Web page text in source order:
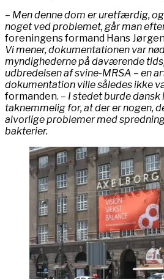
– Men denne dom er uretfærdig,
noget ved problemet, går man
foreningens formand Hans
Vi mener, dokumentationen var
myndighederne på daværende
udbredelsen af svine-MRSA – en
dokumentation ville således ikke
formanden. – I stedet burde
taknemmelig for, at der er nogen,
alvorlige problemer med
bakterier.